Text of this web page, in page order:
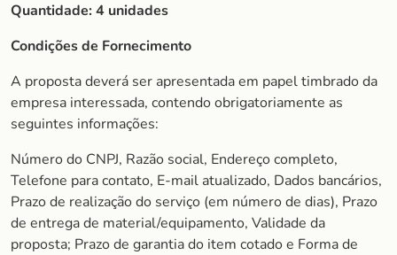
Quantidade:4 unidades
Condições de Fornecimento
A proposta deverá ser apresentada em papel timbrado da
empresa interessada, contendo obrigatoriamente as
seguintes informações:
Número do CNPJ, Razão social, Endereço completo,
Telefone para contato, E-mail atualizado, Dados bancários,
Prazo de realização do serviço (em número de dias), Prazo
de entrega de material/equipamento, Validade da
proposta; Prazo de garantia do item cotado e Forma de